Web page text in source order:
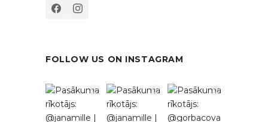
FOLLOW US ON INSTAGRAM